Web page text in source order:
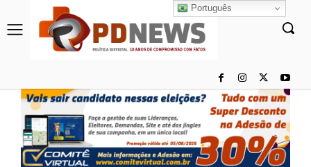
Português